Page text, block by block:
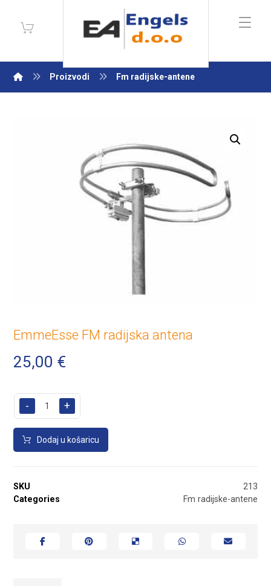
Proizvodi Fm radijske-antene
EmmeEsse FM radijska antena
25,00 €
- +
Dodaj u košaricu
SKU
213
Categories
Fm radijske-antene